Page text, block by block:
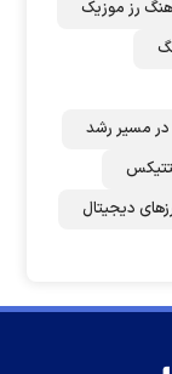
رز‌ موزیک
در مسیر رشد
دیجیتال